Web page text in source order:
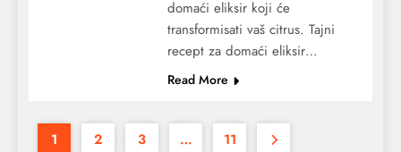
domaći eliksir koji će
transformisati vaš citrus. Tajni
recept za domaći eliksir…
Read More
1 2 3 … 11